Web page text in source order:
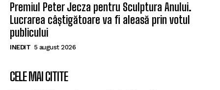
Premiul Peter Jecza pentru Sculptura Anului.
Lucrarea câștigătoare va fi aleasă prin votul
publicului
INEDIT 5 august 2026
CELE MAI CITITE